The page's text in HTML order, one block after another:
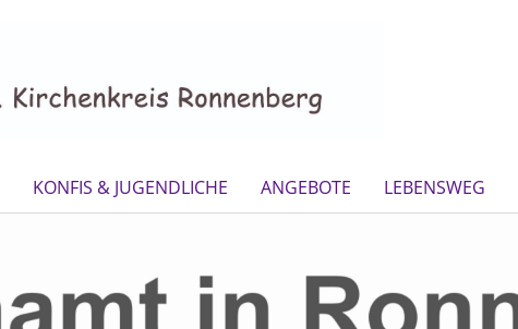
KONFIS & JUGENDLICHE ANGEBOTE LEBENSWEG